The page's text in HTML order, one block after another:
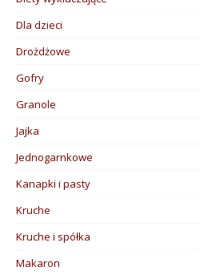
Dla dzieci
Drożdżowe
Gofry
Granole
Jajka
Jednogarnkowe
Kanapki i pasty
Kruche
Kruche i spółka
Makaron